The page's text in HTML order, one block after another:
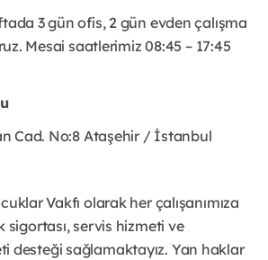
3 gün ofis, 2 gün evden çalışma
Mesai saatlerimiz 08:45 – 17:45
Cad. No:8 Ataşehir / İstanbul
Vakfı olarak her çalışanımıza
sigortası, servis hizmeti ve
desteği sağlamaktayız. Yan haklar